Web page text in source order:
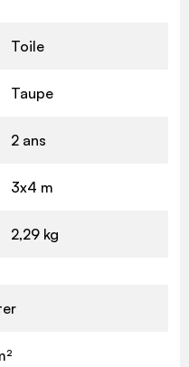
Toile
Taupe
2 ans
3x4 m
2,29 kg